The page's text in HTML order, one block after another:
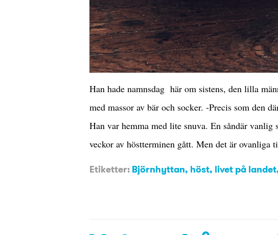
Han hade namnsdag här om sistens, den lilla
med massor av bär och socker. -Precis som den
Han var hemma med lite snuva. En såndär vanlig
veckor av höstterminen gått. Men det är ovanliga
Etiketter: Björnhyttan, höst, livet på landet